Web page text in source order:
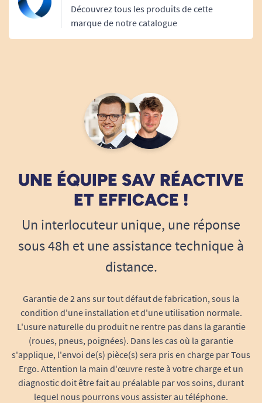
Découvrez tous les produits de cette
marque de notre catalogue
UNE ÉQUIPE SAV RÉACTIVE
ET EFFICACE !
Un interlocuteur unique, une réponse
sous 48h et une assistance technique à
distance.
Garantie de 2 ans sur tout défaut de fabrication, sous la
condition d'une installation et d'une utilisation normale.
L'usure naturelle du produit ne rentre pas dans la garantie
(roues, pneus, poignées). Dans les cas où la garantie
s'applique, l'envoi de(s) pièce(s) sera pris en charge par Tous
Ergo. Attention la main d'œuvre reste à votre charge et un
diagnostic doit être fait au préalable par vos soins, durant
lequel nous pourrons vous assister au téléphone.